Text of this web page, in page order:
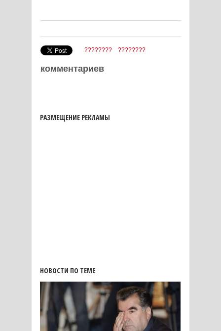
???????? ????????
комментариев
РАЗМЕЩЕНИЕ РЕКЛАМЫ
НОВОСТИ ПО ТЕМЕ